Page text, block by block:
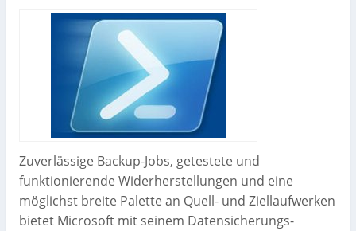
Zuverlässige Backup-Jobs, getestete und
funktionierende Widerherstellungen und eine
möglichst breite Palette an Quell- und Ziellaufwerken
bietet Microsoft mit seinem Datensicherungs-